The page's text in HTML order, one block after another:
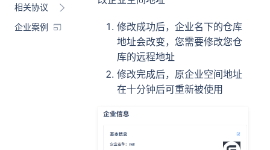
相关协议
企业案例
修改成功后，企业名下的仓库
地址会改变，您需要修改您仓
库的远程地址
修改完成后，原企业空间地址
在十分钟后可重新被使用